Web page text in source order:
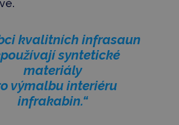
kvalitních infrasaun
syntetické
materiály
výmalbu interiéru
infrakabin.“